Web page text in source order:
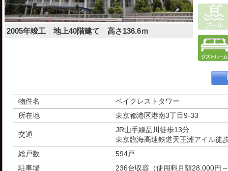
2005年竣工 地上40階建て 高さ136.6ｍ
物件名
ベイクレストタワー
所在地
東京都港区港南3丁目9-33
交通
JR山手線品川徒歩13分
東京臨海高速鉄道天王洲アイル徒
総戸数
594戸
駐車場
236台収容（使用料月額28,000円